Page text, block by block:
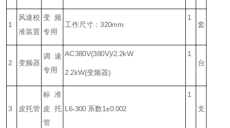
1
风速校
准装置
变频
专用
工作尺寸：320mm
1
套
2 变频器
调速
专用
AC380V(380V)/2.2kW
2.2kW(变频器)
1
台
3 皮托管
标准
皮托
管
L6-300 系数1±0.002
1
支